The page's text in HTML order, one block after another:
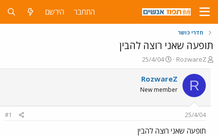
התחבר הירשם
חדרי כושר
תופעה שאני רוצה להבין
פ
ו
ת
ח
ה
ש
א
RozwareZ
פ
ו
ר
ם
ר
25/4/04
R
RozwareZ
New member
25/4/04
#1
תופעה שאני רוצה להבין